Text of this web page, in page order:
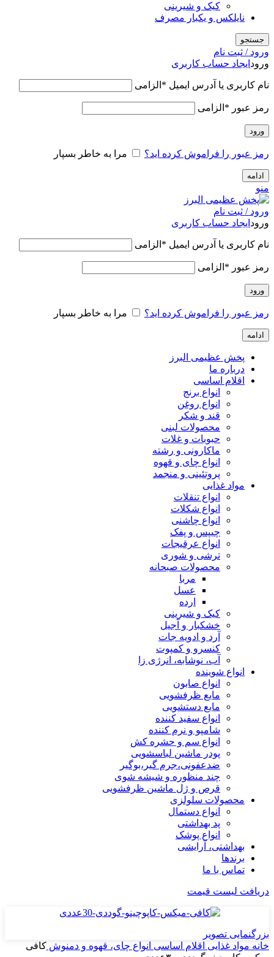
کیک و شیرینی
نایلکس و یکبار مصرف
جستجو
ورود / ثبت نام
ورود ایجاد حساب کاربری
نام کاربری یا آدرس ایمیل * الزامی
رمز عبور * الزامی
ورود
رمز عبور را فراموش کرده اید؟ مرا به خاطر بسپار
ادامه
منو
ورود / ثبت نام
ورود ایجاد حساب کاربری
نام کاربری یا آدرس ایمیل * الزامی
رمز عبور * الزامی
ورود
رمز عبور را فراموش کرده اید؟ مرا به خاطر بسپار
ادامه
پخش عظیمی البرز
درباره ما
اقلام اساسی
انواع برنج
انواع روغن
قند و شکر
محصولات لبنی
حبوبات و غلات
ماکارونی و رشته
انواع چای و قهوه
پروتئینی و منجمد
مواد غذایی
انواع تنقلات
انواع شکلات
انواع چاشنی
چیپس و پفک
انواع عرقیجات
ترشی و شوری
محصولات صبحانه
مربا
عسل
ارده
کیک و شیرینی
خشکبار و آجیل
آرد و ادویه جات
کنسرو و کمپوت
آب، نوشابه، انرژی زا
انواع شوینده
انواع صابون
مایع ظرفشویی
مایع دستشویی
انواع سفید کننده
شامپو و نرم کننده
انواع سم و حشره کش
پودر ماشین لباسشویی
ضدعفونی،جرم گیر،بوگیر
چند منظوره و شیشه شوی
قرص و ژل ماشین ظرفشویی
محصولات سلولزی
انواع دستمال
پد بهداشتی
انواع پوشک
بهداشتی، آرایشی
برندها
تماس با ما
دریافت لیست قیمت
بزرگنمایی تصویر
خانه مواد غذایی اقلام اساسی انواع چای، قهوه و دمنوش کافی